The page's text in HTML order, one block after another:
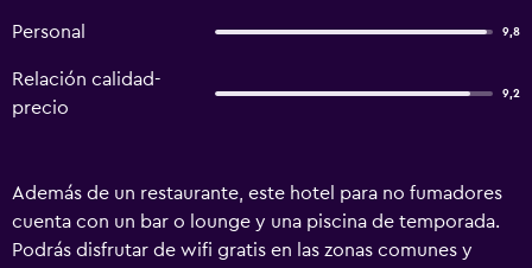
Personal 9,8
Relación calidad-
precio
9,2
Además de un restaurante, este hotel para no fumadores
cuenta con un bar o lounge y una piscina de temporada.
Podrás disfrutar de wifi gratis en las zonas comunes y